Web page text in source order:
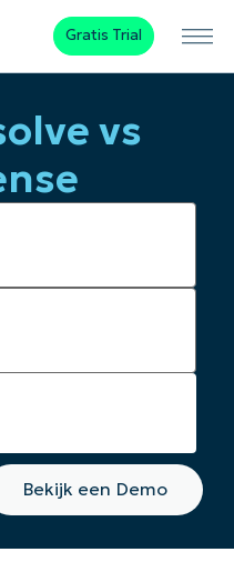
Gratis Trial
vs
Bekijk een Demo